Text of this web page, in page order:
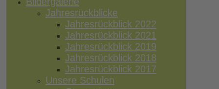
Jahresrückblicke
Jahresrückblick 2022
Jahresrückblick 2021
Jahresrückblick 2019
Jahresrückblick 2018
Jahresrückblick 2017
Unsere Schulen